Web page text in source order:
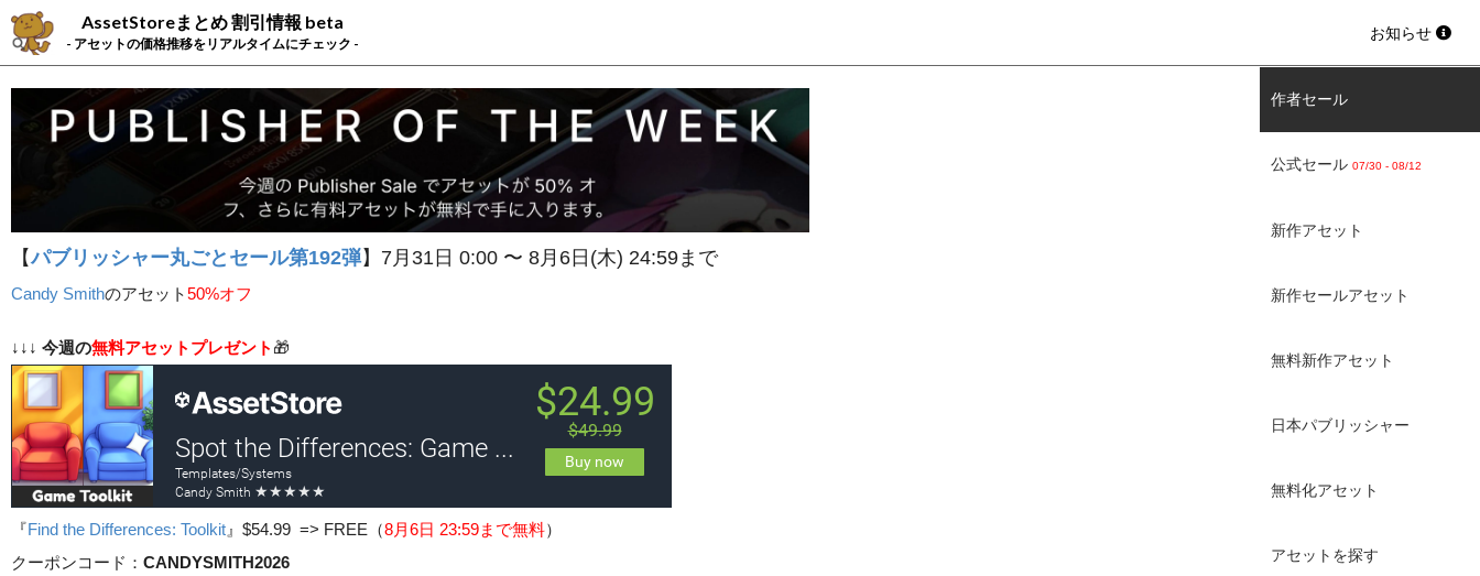
AssetStoreまとめ 割引情報 beta
- アセットの価格推移をリアルタイムにチェック -
お知らせ
【パブリッシャー丸ごとセール第192弾】7月31日 0:00 〜 8月6日(木) 24:59まで
Candy Smithのアセット50%オフ
↓↓↓ 今週の無料アセットプレゼント 🎁
『Find the Differences: Toolkit 』 $54.99 => FREE （8月6日 23:59まで無料）
クーポンコード： CANDYSMITH2026
作者セール
公式セール 07/30 - 08/12
新作アセット
新作セールアセット
無料新作アセット
日本パブリッシャー
無料化アセット
アセットを探す